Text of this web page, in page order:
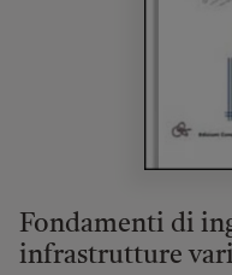
Fondamenti di
infrastrutture